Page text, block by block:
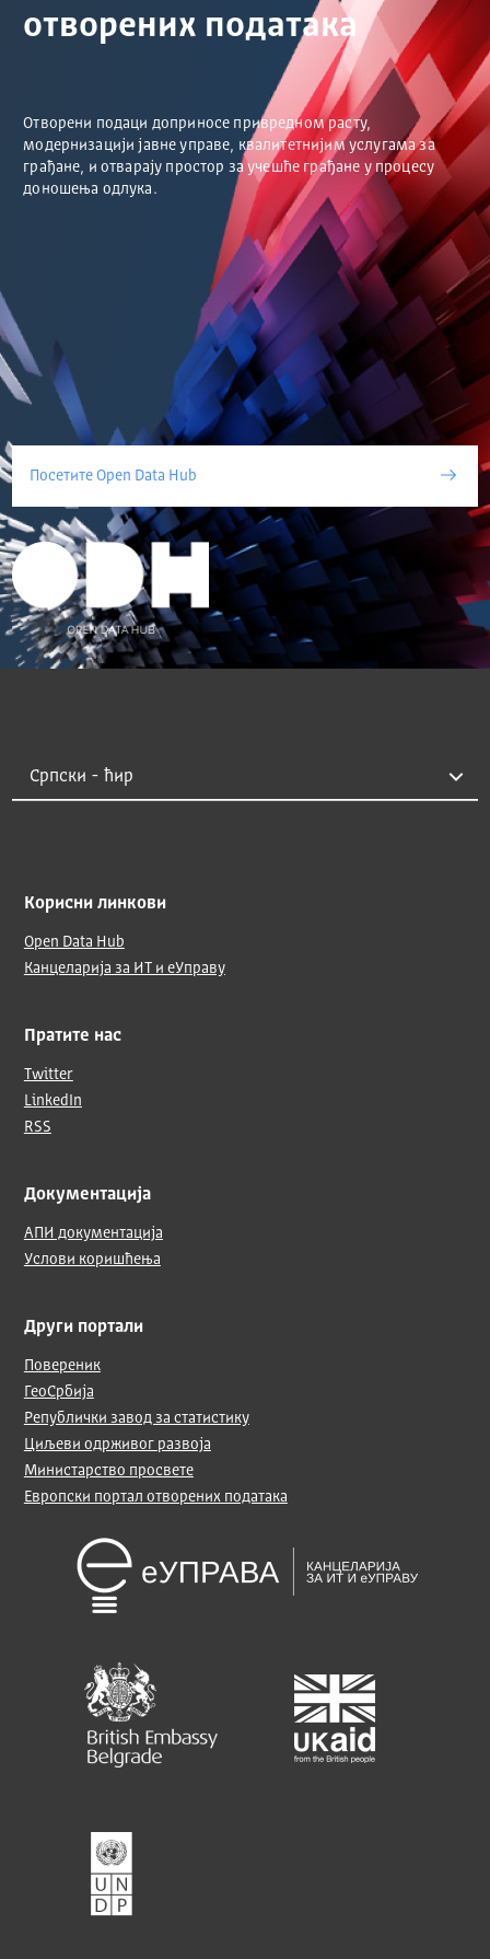
отворених података
Отворени подаци доприносе привредном расту,
модернизацији јавне управе, квалитетнијим услугама за
грађане, и отварају простор за учешће грађане у процесу
доношења одлука.
Посетите Open Data Hub
Корисни линкови
Open Data Hub
Канцеларија за ИТ и еУправу
Пратите нас
Twitter
LinkedIn
RSS
Документација
АПИ документација
Услови коришћења
Други портали
Повереник
ГеоСрбија
Републички завод за статистику
Циљеви одрживог развоја
Министарство просвете
Европски портал отворених података